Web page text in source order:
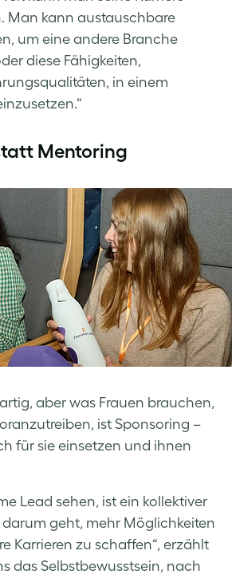
Man kann austauschbare
um eine andere Branche
diese Fähigkeiten,
in einem
Mentoring
aber was Frauen brauchen,
ist Sponsoring –
für sie einsetzen und ihnen
Lead sehen, ist ein kollektiver
geht, mehr Möglichkeiten
Karrieren zu schaffen“, erzählt
das Selbstbewusstsein, nach